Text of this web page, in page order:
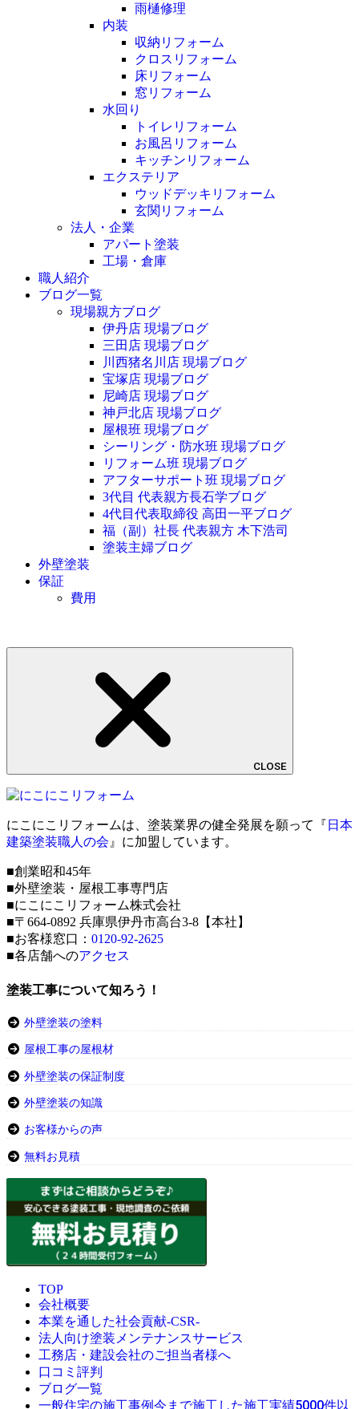
雨樋修理
内装
収納リフォーム
クロスリフォーム
床リフォーム
窓リフォーム
水回り
トイレリフォーム
お風呂リフォーム
キッチンリフォーム
エクステリア
ウッドデッキリフォーム
玄関リフォーム
法人・企業
アパート塗装
工場・倉庫
職人紹介
ブログ一覧
現場親方ブログ
伊丹店 現場ブログ
三田店 現場ブログ
川西猪名川店 現場ブログ
宝塚店 現場ブログ
尼崎店 現場ブログ
神戸北店 現場ブログ
屋根班 現場ブログ
シーリング・防水班 現場ブログ
リフォーム班 現場ブログ
アフターサポート班 現場ブログ
3代目 代表親方長石学ブログ
4代目代表取締役 高田一平ブログ
福（副）社長 代表親方 木下浩司
塗装主婦ブログ
外壁塗装
保証
費用
CLOSE
にこにこリフォームは、塗装業界の健全発展を願って『 日本
建築塗装職人の会 』に加盟しています。
■創業昭和45年
■外壁塗装・屋根工事専門店
■にこにこリフォーム株式会社
■〒664-0892 兵庫県伊丹市高台3-8【本社】
■お客様窓口： 0120-92-2625
■各店舗へのアクセス
塗装工事について知ろう！
外壁塗装の塗料
屋根工事の屋根材
外壁塗装の保証制度
外壁塗装の知識
お客様からの声
無料お見積
TOP
会社概要
本業を通した社会貢献-CSR-
法人向け塗装メンテナンスサービス
工務店・建設会社のご担当者様へ
口コミ評判
ブログ一覧
一般住宅の施工事例今まで施工した施工実績5000件以